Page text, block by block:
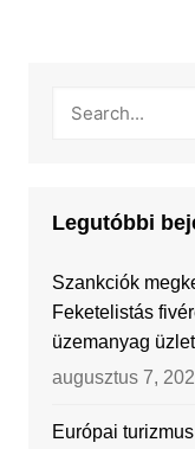
Legutóbbi
Szankciók
Feketelistás
üzemanyag
augusztus 7,
Európai